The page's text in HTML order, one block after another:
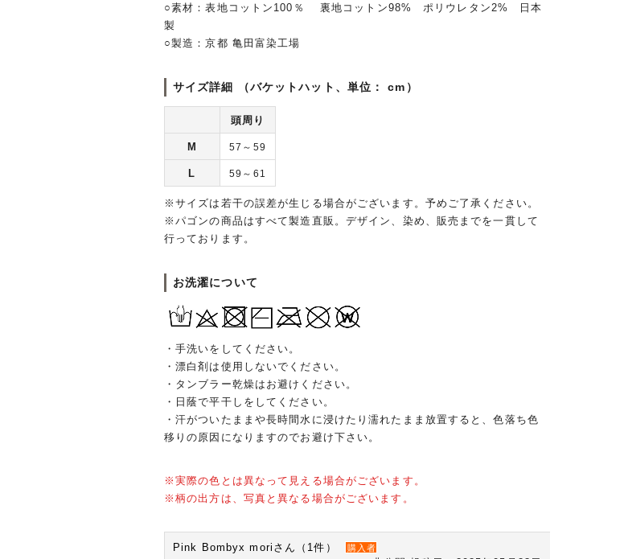
○素材：表地コットン100％ 裏地コットン98% ポリウレタン2% 日本
製
○製造：京都 亀田富染工場
サイズ詳細 （バケットハット、単位： cm）
頭周り
M 57～59
L 59～61
※サイズは若干の誤差が生じる場合がございます。予めご了承ください。
※パゴンの商品はすべて製造直販。デザイン、染め、販売までを一貫して
行っております。
お洗濯について
・手洗いをしてください。
・漂白剤は使用しないでください。
・タンブラー乾燥はお避けください。
・日蔭で平干しをしてください。
・汗がついたままや長時間水に浸けたり濡れたまま放置すると、色落ち色
移りの原因になりますのでお避け下さい。
※実際の色とは異なって見える場合がございます。
※柄の出方は、写真と異なる場合がございます。
Pink Bombyx moriさん（1件） 購入者